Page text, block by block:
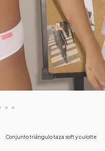
Conjunto triángulo taza soft y culotte